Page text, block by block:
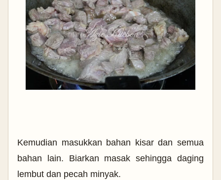
Kemudian masukkan bahan kisar dan semua
bahan lain. Biarkan masak sehingga daging
lembut dan pecah minyak.